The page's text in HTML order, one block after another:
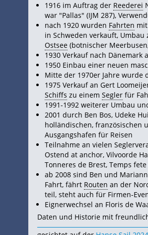
1916 im Auftrag der Reederei
war "Pallas" (IJM 287),
nach 1920 wurden Fahrten
in Schweden verkauft,
Ostsee (botnischer
1930 Verkauf nach Dänemark
1950 Einbau einer neuen
Mitte der 1970er Jahre
1975 Verkauf an Gert
Schiffs zu einem Segler für
1991-1992 weiterer Umbau
2001 durch Ben Bos, Udeke
holländischen, französischen
Ausgangshafen für Reisen
Teilnahme an vielen
Ostend at anchor, Vilvoorde
Tonneres de Brest, Temps
ab 2008 sind Ben und
Fahrt, fährt Routen an der
teil, steht auch für Firmen-
Eignerwechsel an Floris de
Daten und Historie mit